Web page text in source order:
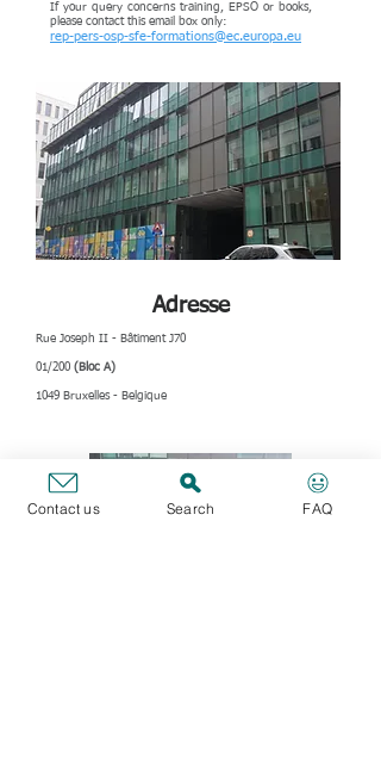
If your query concerns training, EPSO or books,
please contact this email box only:
rep-pers-osp-sfe-formations@ec.europa.eu
Adresse
Rue Joseph II - Bâtiment J70
01/200 (Bloc A)
1049 Bruxelles - Belgique
Contact us Search FAQ